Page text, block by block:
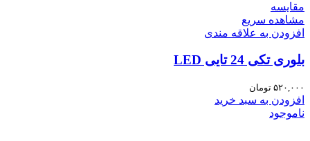
مقایسه
مشاهده سریع
افزودن به علاقه مندی
بلوری تکی 24 تایی LED
۵۲۰,۰۰۰ تومان
افزودن به سبد خرید
ناموجود